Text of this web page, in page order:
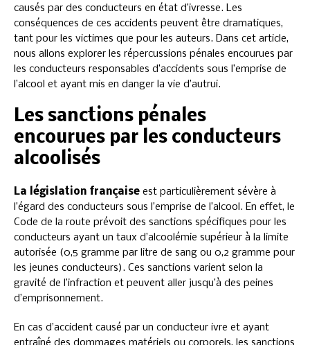
causés par des conducteurs en état d’ivresse. Les
conséquences de ces accidents peuvent être dramatiques,
tant pour les victimes que pour les auteurs. Dans cet article,
nous allons explorer les répercussions pénales encourues par
les conducteurs responsables d’accidents sous l’emprise de
l’alcool et ayant mis en danger la vie d’autrui.
Les sanctions pénales
encourues par les conducteurs
alcoolisés
La législation française est particulièrement sévère à
l’égard des conducteurs sous l’emprise de l’alcool. En effet, le
Code de la route prévoit des sanctions spécifiques pour les
conducteurs ayant un taux d’alcoolémie supérieur à la limite
autorisée (0,5 gramme par litre de sang ou 0,2 gramme pour
les jeunes conducteurs). Ces sanctions varient selon la
gravité de l’infraction et peuvent aller jusqu’à des peines
d’emprisonnement.
En cas d’accident causé par un conducteur ivre et ayant
entraîné des dommages matériels ou corporels, les sanctions